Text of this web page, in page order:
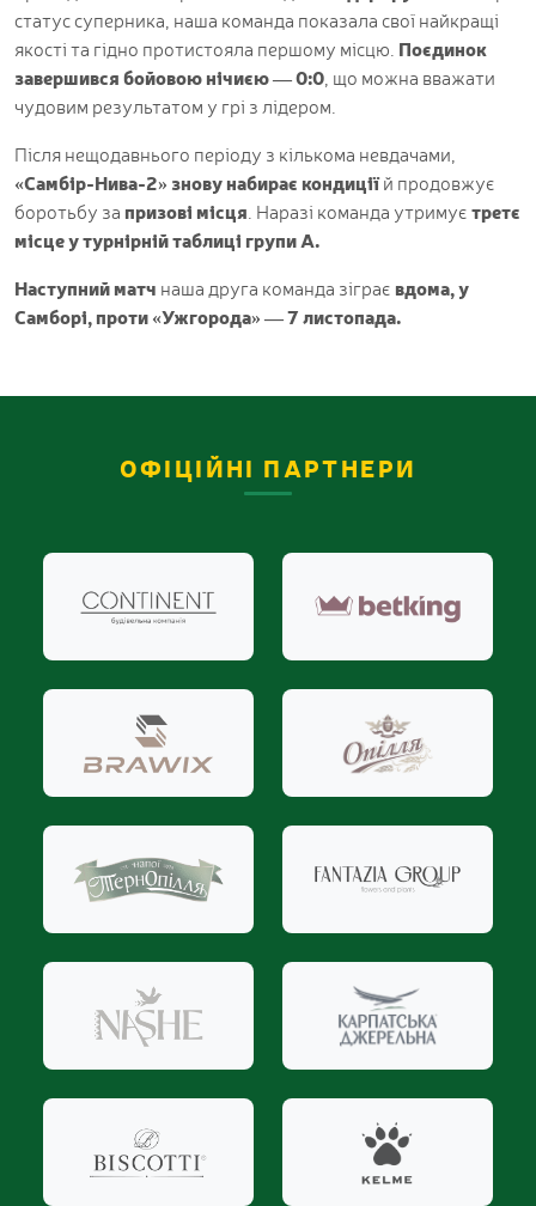
статус суперника, наша команда показала свої найкращі
якості та гідно протистояла першому місцю. Поєдинок
завершився бойовою нічиєю — 0:0 , що можна вважати
чудовим результатом у грі з лідером.
Після нещодавнього періоду з кількома невдачами,
«Самбір-Нива-2» знову набирає кондиціїй продовжує
боротьбу за призові місця . Наразі команда утримуєтретє
місце у турнірній таблиці групи А.
Наступний матч наша друга команда зіграє вдома, у
Самборі, проти «Ужгорода» — 7 листопада.
ОФІЦІЙНІ ПАРТНЕРИ